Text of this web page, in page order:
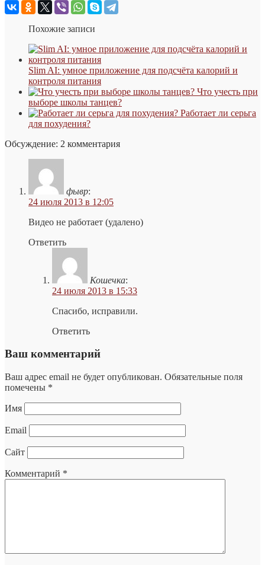
Похожие записи
Slim AI: умное приложение для подсчёта калорий и
контроля питания
Что учесть при
выборе школы танцев?
Работает ли серьга
для похудения?
Обсуждение: 2 комментария
фывр:
24 июля 2013 в 12:05
Видео не работает (удалено)
Ответить
Кошечка:
24 июля 2013 в 15:33
Спасибо, исправили.
Ответить
Ваш комментарий
Ваш адрес email не будет опубликован. Обязательные поля
помечены *
Имя
Email
Сайт
Комментарий *